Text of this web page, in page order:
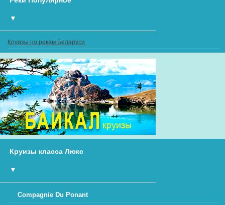
▼
Круизы по рекам Беларуси
Круизы класса Люкс
▼
Compagnie Du Ponant